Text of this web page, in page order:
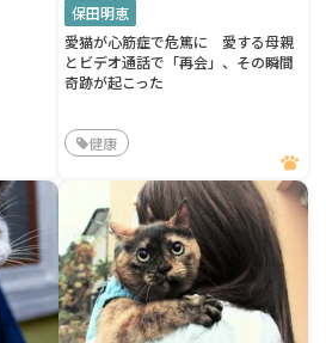
保田明恵
愛猫が心筋症で危篤に 愛する母親
とビデオ通話で「再会」、その瞬間
奇跡が起こった
健康